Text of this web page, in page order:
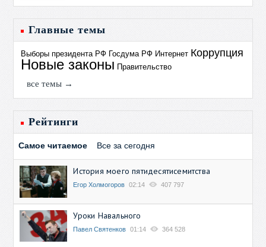
Главные темы
Выборы президента РФ Госдума РФ Интернет Коррупция
Новые законы Правительство
все темы →
Рейтинги
Самое читаемое Все за сегодня
История моего пятидесятисемитства
Егор Холмогоров 02:14 407 797
Уроки Навального
Павел Святенков 01:14 364 528